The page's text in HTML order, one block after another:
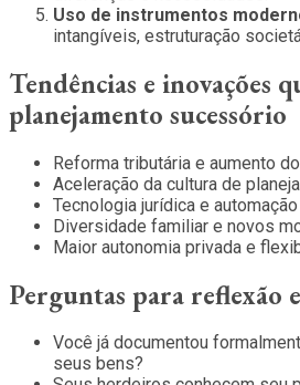
Uso de instrumentos
intangíveis, estruturação
Tendências e inovações
planejamento sucessório
Reforma tributária e aumento
Aceleração da cultura de
Tecnologia jurídica e
Diversidade familiar e novos
Maior autonomia privada e
Perguntas para reflexão
Você já documentou
seus bens?